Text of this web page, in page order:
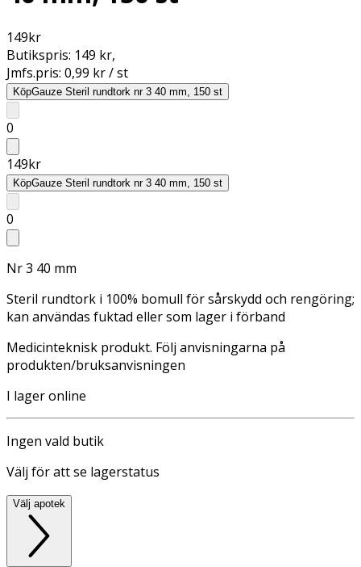
149kr
Butikspris: 149 kr,
Jmfs.pris: 0,99 kr / st
KöpGauze Steril rundtork nr 3 40 mm, 150 st
0
149kr
KöpGauze Steril rundtork nr 3 40 mm, 150 st
0
Nr 3 40 mm
Steril rundtork i 100% bomull för sårskydd och rengöring;
kan användas fuktad eller som lager i förband
Medicinteknisk produkt. Följ anvisningarna på
produkten/bruksanvisningen
I lager online
Ingen vald butik
Välj för att se lagerstatus
Välj apotek